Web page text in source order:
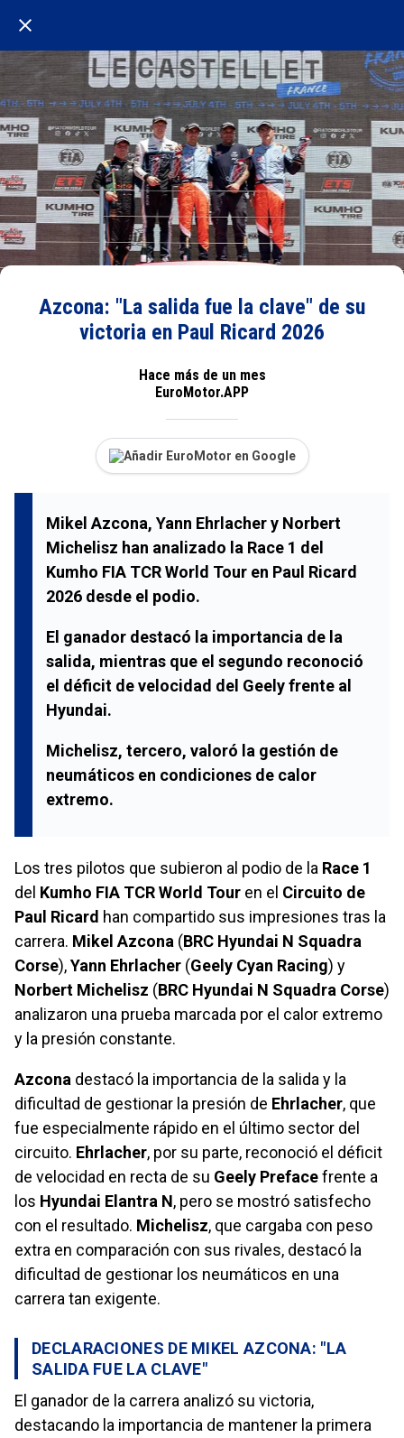
Azcona: "La salida fue la clave" de su
victoria en Paul Ricard 2026
Hace más de un mes
EuroMotor.APP
Añadir EuroMotor en Google
Mikel Azcona, Yann Ehrlacher y Norbert
Michelisz han analizado la Race 1 del
Kumho FIA TCR World Tour en Paul Ricard
2026 desde el podio.
El ganador destacó la importancia de la
salida, mientras que el segundo reconoció
el déficit de velocidad del Geely frente al
Hyundai.
Michelisz, tercero, valoró la gestión de
neumáticos en condiciones de calor
extremo.
Los tres pilotos que subieron al podio de la Race 1
del Kumho FIA TCR World Tour en el Circuito de
Paul Ricard han compartido sus impresiones tras la
carrera. Mikel Azcona (BRC Hyundai N Squadra
Corse),Yann Ehrlacher (Geely Cyan Racing) y
Norbert Michelisz (BRC Hyundai N Squadra Corse)
analizaron una prueba marcada por el calor extremo
y la presión constante.
Azcona destacó la importancia de la salida y la
dificultad de gestionar la presión de Ehrlacher, que
fue especialmente rápido en el último sector del
circuito. Ehrlacher, por su parte, reconoció el déficit
de velocidad en recta de su Geely Prefacefrente a
los Hyundai Elantra N, pero se mostró satisfecho
con el resultado. Michelisz, que cargaba con peso
extra en comparación con sus rivales, destacó la
dificultad de gestionar los neumáticos en una
carrera tan exigente.
DECLARACIONES DE MIKEL AZCONA: "LA
SALIDA FUE LA CLAVE"
El ganador de la carrera analizó su victoria,
destacando la importancia de mantener la primera